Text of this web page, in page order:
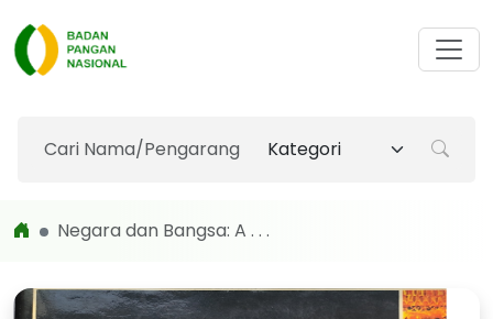
Negara dan Bangsa: A . . .